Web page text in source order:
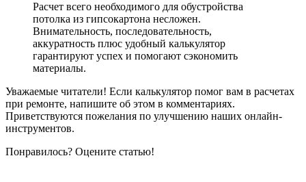
Расчет всего необходимого для обустройства
потолка из гипсокартона несложен.
Внимательность, последовательность,
аккуратность плюс удобный калькулятор
гарантируют успех и помогают сэкономить
материалы.
Уважаемые читатели! Если калькулятор помог вам в расчетах
при ремонте, напишите об этом в комментариях.
Приветствуются пожелания по улучшению наших онлайн-
инструментов.
Понравилось? Оцените статью!